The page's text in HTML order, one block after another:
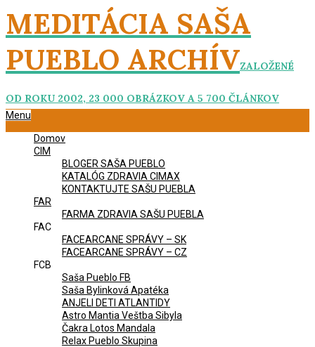
Skip
to
content
MEDITÁCIA SAŠA
PUEBLO ARCHÍVZALOŽENÉ
OD ROKU 2002, 23 000 OBRÁZKOV A 5 700 ČLÁNKOV
Primary
Menu
Domov
CIM
BLOGER SAŠA PUEBLO
KATALÓG ZDRAVIA CIMAX
KONTAKTUJTE SAŠU PUEBLA
FAR
FARMA ZDRAVIA SAŠU PUEBLA
FAC
FACEARCANE SPRÁVY – SK
FACEARCANE SPRÁVY – CZ
FCB
Saša Pueblo FB
Saša Bylinková Apatéka
ANJELI DETI ATLANTIDY
Astro Mantia Veštba Sibyla
Čakra Lotos Mandala
Relax Pueblo Skupina